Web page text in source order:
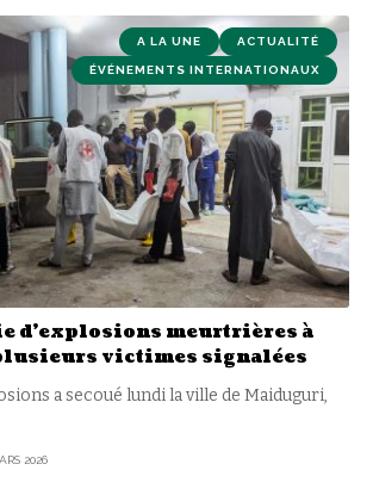
A LA UNE ACTUALITÉ
ÉVÉNEMENTS INTERNATIONAUX
d’explosions meurtrières à
victimes signalées
a secoué lundi la ville de Maiduguri,
2026